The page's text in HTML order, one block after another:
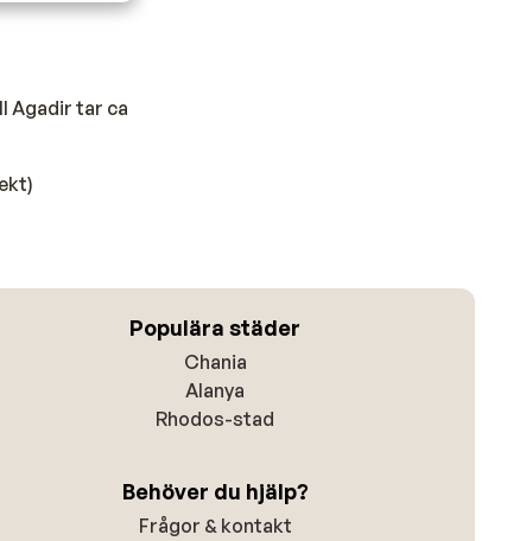
Agadir tar ca
Populära städer
Chania
Alanya
Rhodos-stad
Behöver du hjälp?
Frågor & kontakt